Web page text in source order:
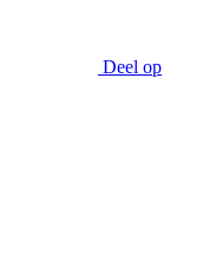
Deel op